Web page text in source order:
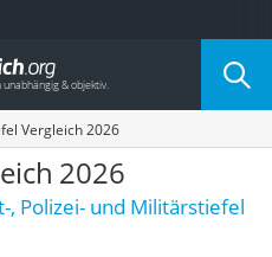
Vergleich 2026
2026
, Polizei- und Militärstiefel